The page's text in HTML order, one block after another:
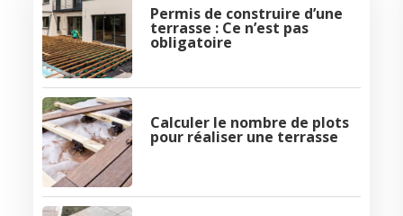
Permis de construire d’une
terrasse : Ce n’est pas
obligatoire
Calculer le nombre de plots
pour réaliser une terrasse